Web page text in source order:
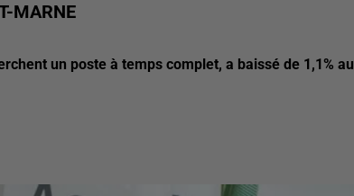
MARNE
un poste à temps complet, a baissé de 1,1% au